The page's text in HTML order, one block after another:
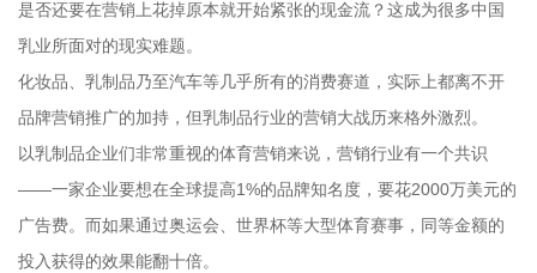
是否还要在营销上花掉原本就开始紧张的现金流？这成为很多中国
乳业所面对的现实难题。
化妆品、乳制品乃至汽车等几乎所有的消费赛道，实际上都离不开
品牌营销推广的加持，但乳制品行业的营销大战历来格外激烈。
以乳制品企业们非常重视的体育营销来说，营销行业有一个共识
——一家企业要想在全球提高1%的品牌知名度，要花2000万美元的
广告费。而如果通过奥运会、世界杯等大型体育赛事，同等金额的
投入获得的效果能翻十倍。